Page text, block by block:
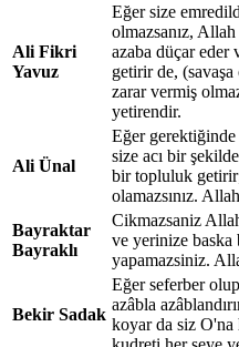
Ali Fikri
Yavuz
Eğer size
olmazsanız,
azaba düçar
getirir de,
zarar vermiş
yetirendir.
Ali Ünal
Eğer gerektiğinde
size acı bir
bir topluluk
olamazsınız.
Bayraktar
Bayraklı
Cikmazsaniz
ve yerinize
yapamazsiniz.
Bekir Sadak
Eğer seferber
azâbla
koyar da siz O'na